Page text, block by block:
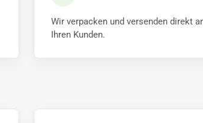
Wir verpacken und versenden direkt
Ihren Kunden.